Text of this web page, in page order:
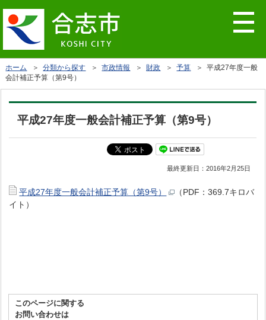
ホーム ＞分類から探す ＞市政情報 ＞財政 ＞予算 ＞ 平成27年度一般
会計補正予算（第9号）
平成27年度一般会計補正予算（第9号）
最終更新日：2016年2月25日
平成27年度一般会計補正予算（第9号）
（PDF：369.7キロバ
イト）
このページに関する
お問い合わせは